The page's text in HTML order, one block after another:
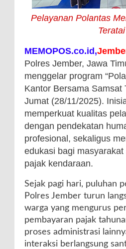
Pelayanan Polantas
Teratai
MEMOPOS.co.id,
Polres Jember, Jawa
menggelar program
Kantor Bersama Samsat
Jumat (28/11/2025).
memperkuat kualitas
dengan pendekatan
profesional, sekaligus
edukasi bagi
pajak kendaraan.
Sejak pagi hari, puluhan
Polres Jember turun
warga yang mengurus
pembayaran pajak
proses administrasi
interaksi berlangsung